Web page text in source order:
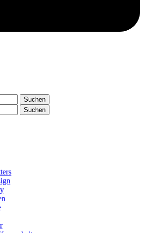
Suchen
Suchen